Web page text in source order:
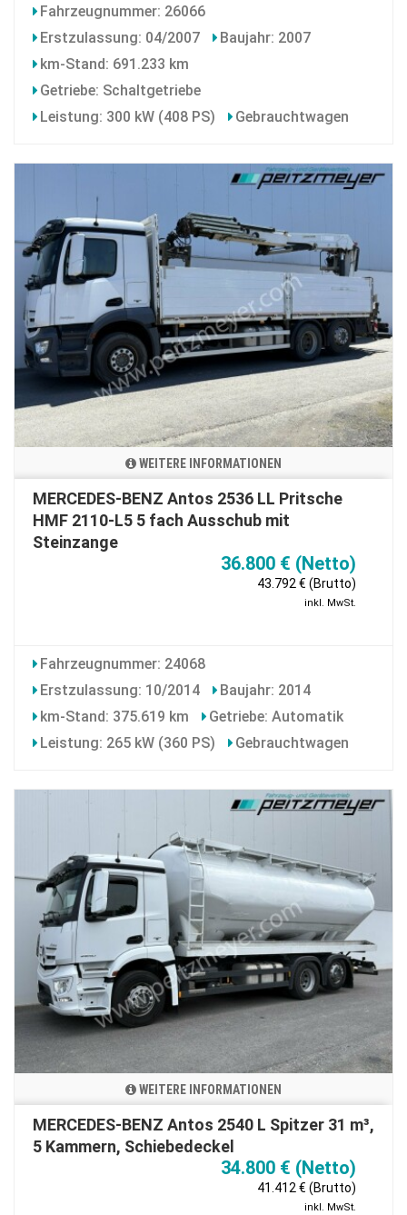
Fahrzeugnummer: 26066
Erstzulassung: 04/2007
Baujahr: 2007
km-Stand: 691.233 km
Getriebe: Schaltgetriebe
Leistung: 300 kW (408 PS)
Gebrauchtwagen
WEITERE INFORMATIONEN
MERCEDES-BENZ Antos 2536 LL Pritsche
HMF 2110-L5 5 fach Ausschub mit
Steinzange
36.800 € (Netto)
43.792 € (Brutto)
inkl. MwSt.
Fahrzeugnummer: 24068
Erstzulassung: 10/2014
Baujahr: 2014
km-Stand: 375.619 km
Getriebe: Automatik
Leistung: 265 kW (360 PS)
Gebrauchtwagen
WEITERE INFORMATIONEN
MERCEDES-BENZ Antos 2540 L Spitzer 31 m³,
5 Kammern, Schiebedeckel
34.800 € (Netto)
41.412 € (Brutto)
inkl. MwSt.